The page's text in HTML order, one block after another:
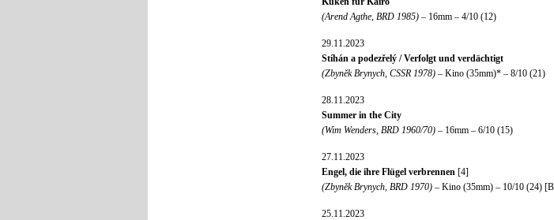
(Arend Agthe, BRD 1985) – 16mm – 4/10 (12)
29.11.2023
Stíhán a podezřelý / Verfolgt und verdächtigt
(Zbyněk Brynych, CSSR 1978) – Kino (35mm)* – 8/10 (21)
28.11.2023
Summer in the City
(Wim Wenders, BRD 1960/70) – 16mm – 6/10 (15)
27.11.2023
Engel, die ihre Flügel verbrennen [4]
(Zbyněk Brynych, BRD 1970) – Kino (35mm) – 10/10 (24)
25.11.2023